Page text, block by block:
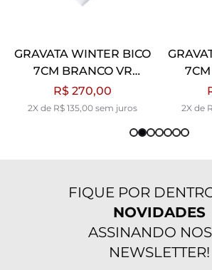
GRAVATA WINTER BICO
7CM BRANCO VR
BRANCO
R$ 270,00
2X de R$ 135,00 sem juros 2X de
FIQUE POR
NOVIDADES
ASSINANDO
NEWSLETTER!